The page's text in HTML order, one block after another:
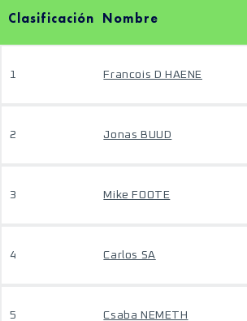
Clasificación Nombre
1 Francois D HAENE
2 Jonas BUUD
3 Mike FOOTE
4 Carlos SA
5 Csaba NEMETH